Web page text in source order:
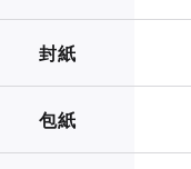
封紙
包紙